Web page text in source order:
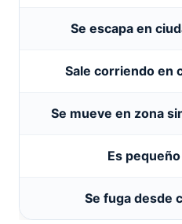
Se escapa en
Sale corriendo en
Se mueve en zona
Es
Se fuga desde